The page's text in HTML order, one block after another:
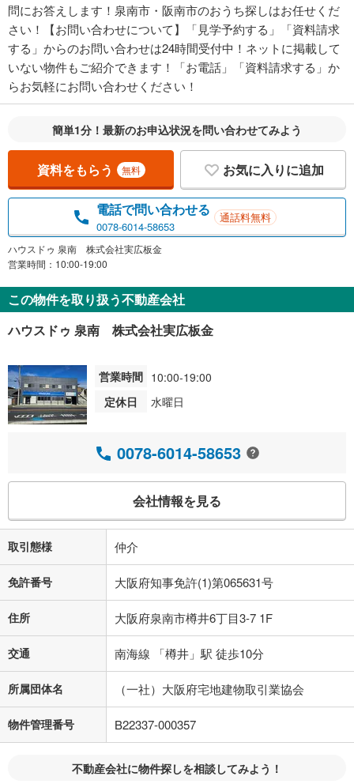
問にお答えします！泉南市・阪南市のおうち探しはお任せくだ
さい！【お問い合わせについて】「見学予約する」「資料請求
する」からのお問い合わせは24時間受付中！ネットに掲載して
いない物件もご紹介できます！「お電話」「資料請求する」か
らお気軽にお問い合わせください！
簡単1分！最新のお申込状況を問い合わせてみよう
資料をもらう 無料 お気に入りに追加
電話で問い合わせる
0078-6014-58653
通話料無料
ハウスドゥ 泉南 株式会社実広板金
営業時間：10:00-19:00
この物件を取り扱う不動産会社
ハウスドゥ 泉南 株式会社実広板金
営業時間 10:00-19:00
定休日
水曜日
0078-6014-58653
会社情報を見る
取引態様 仲介
免許番号 大阪府知事免許(1)第065631号
住所 大阪府泉南市樽井6丁目3-7 1F
交通 南海線 「樽井」駅 徒歩10分
所属団体名 （一社）大阪府宅地建物取引業協会
物件管理番号 B22337-000357
不動産会社に物件探しを相談してみよう！